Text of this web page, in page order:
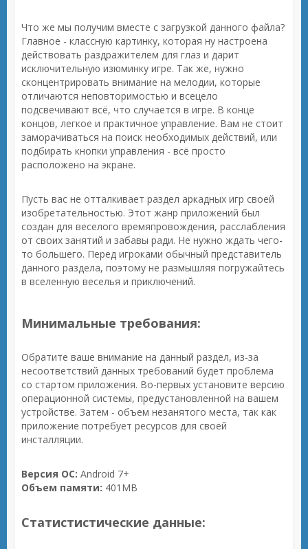
Что же мы получим вместе с загрузкой данного файла?
Главное - классную картинку, которая ну настроена
действовать раздражителем для глаз и дарит
исключительную изюминку игре. Так же, нужно
сконцентрировать внимание на мелодии, которые
отличаются неповторимостью и всецело
подсвечивают всё, что случается в игре. В конце
концов, легкое и практичное управление. Вам не стоит
заморачиваться на поиск необходимых действий, или
подбирать кнопки управления - всё просто
расположено на экране.
Пусть вас не отталкивает раздел аркадных игр своей
изобретательностью. Этот жанр приложений был
создан для веселого времяпровождения, расслабления
от своих занятий и забавы ради. Не нужно ждать чего-
то большего. Перед игроками обычный представитель
данного раздела, поэтому не размышляя погружайтесь
в вселенную веселья и приключений.
Минимальные требования:
Обратите ваше внимание на данный раздел, из-за
несоответствий данных требований будет проблема
со стартом приложения. Во-первых установите версию
операционной системы, предустановленной на вашем
устройстве. Затем - объем незанятого места, так как
приложение потребует ресурсов для своей
инсталляции.
Версия ОС: Android 7+
Объем памяти: 401MB
Статистистические данные: